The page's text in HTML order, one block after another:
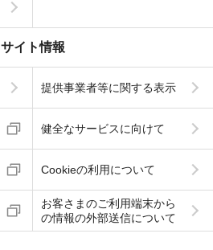
サイト情報
提供事業者等に関する表示
健全なサービスに向けて
Cookieの利用について
お客さまのご利用端末から
の情報の外部送信について